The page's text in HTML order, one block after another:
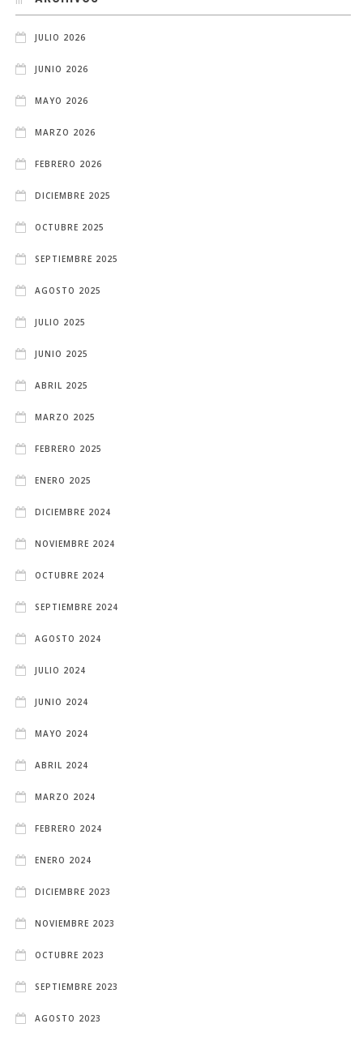
JULIO 2026
JUNIO 2026
MAYO 2026
MARZO 2026
FEBRERO 2026
DICIEMBRE 2025
OCTUBRE 2025
SEPTIEMBRE 2025
AGOSTO 2025
JULIO 2025
JUNIO 2025
ABRIL 2025
MARZO 2025
FEBRERO 2025
ENERO 2025
DICIEMBRE 2024
NOVIEMBRE 2024
OCTUBRE 2024
SEPTIEMBRE 2024
AGOSTO 2024
JULIO 2024
JUNIO 2024
MAYO 2024
ABRIL 2024
MARZO 2024
FEBRERO 2024
ENERO 2024
DICIEMBRE 2023
NOVIEMBRE 2023
OCTUBRE 2023
SEPTIEMBRE 2023
AGOSTO 2023